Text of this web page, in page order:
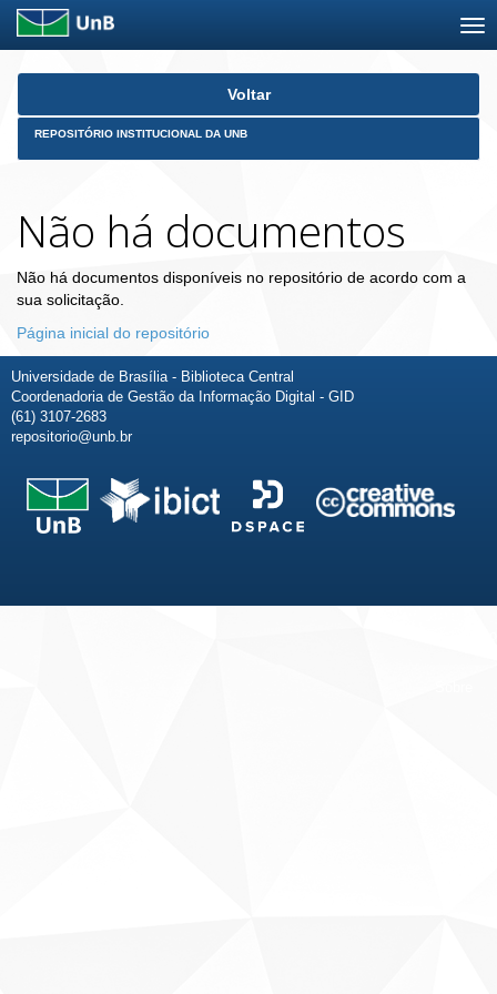
Skip
Voltar
REPOSITÓRIO INSTITUCIONAL DA UNB
Não há documentos
Não há documentos disponíveis no repositório de acordo com a
sua solicitação.
Página inicial do repositório
Universidade de Brasília - Biblioteca Central
Coordenadoria de Gestão da Informação Digital - GID
(61) 3107-2683
repositorio@unb.br